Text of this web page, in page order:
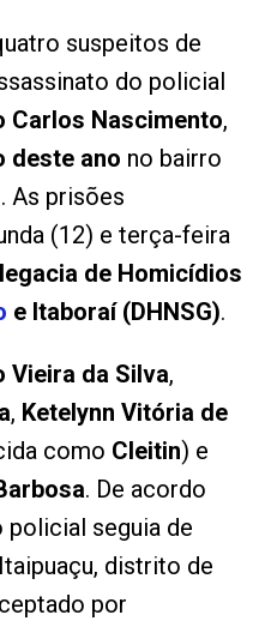
suspeitos de
do policial
Carlos Nascimento,
deste ano no bairro
As prisões
(12) e terça-feira
de Homicídios
e Itaboraí (DHNSG).
Vieira da Silva,
, Ketelynn Vitória de
como Cleitin) e
. De acordo
seguia de
distrito de
por